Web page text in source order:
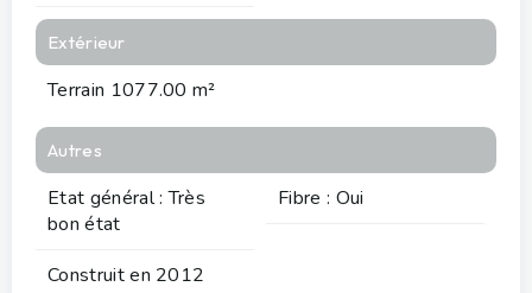
Extérieur
Terrain 1077.00 m²
Autres
Etat général : Très
bon état
Fibre : Oui
Construit en 2012